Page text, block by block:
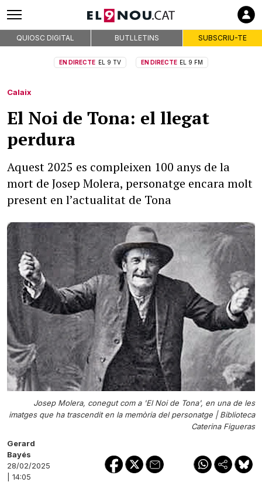
QUIOSC DIGITAL BUTLLETINS SUBSCRIU-TE
EN DIRECTE EL 9 TV EN DIRECTE EL 9 FM
Calaix
El Noi de Tona: el llegat
perdura
Aquest 2025 es compleixen 100 anys de la
mort de Josep Molera, personatge encara molt
present en l’actualitat de Tona
Josep Molera, conegut com a 'El Noi de Tona', en una de les
imatges que ha trascendit en la memòria del personatge |Biblioteca
Caterina Figueras
Gerard
Bayés
28/02/2025
| 14:05